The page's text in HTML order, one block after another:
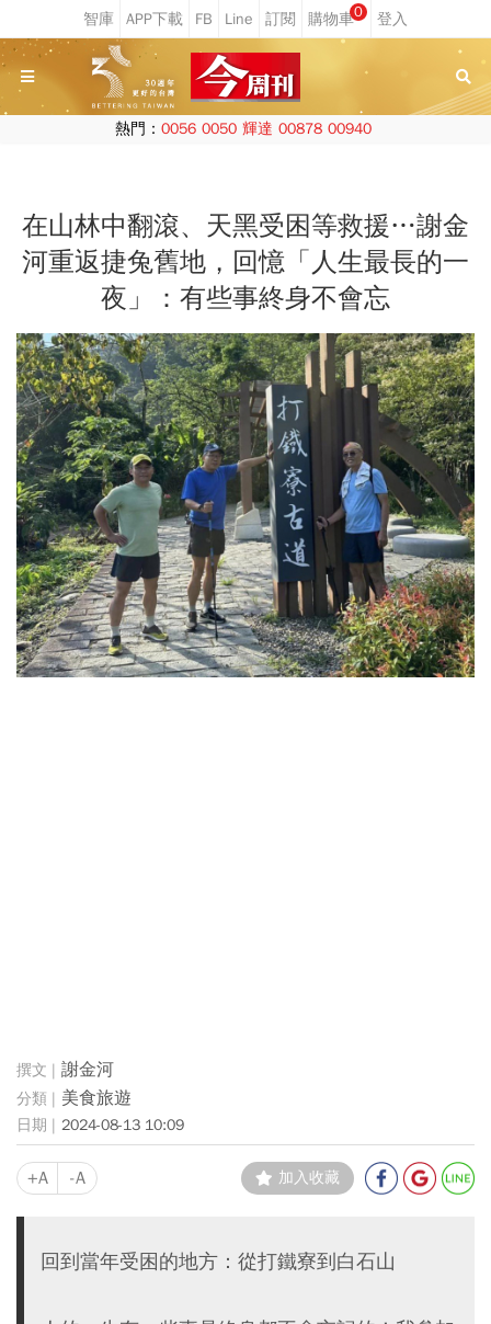
0
熱門： 0056 0050 輝達 00878 00940
在山林中翻滾、天黑受困等救援…謝金
河重返捷兔舊地，回憶「人生最長的一
夜」：有些事終身不會忘
謝金河
美食旅遊
2024-08-13 10:09
+A -A 加入收藏
回到當年受困的地方：從打鐵寮到白石山